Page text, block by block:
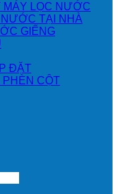
LỌC NƯỚC
TẠI NHÀ
GIẾNG
ĐẶT
CỘT